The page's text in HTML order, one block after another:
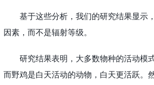
基于这些分析，我们的研究结果显示
因素，而不是辐射等级。
研究结果表明，大多数物种的活动模式
而野鸡是白天活动的动物，白天更活跃。